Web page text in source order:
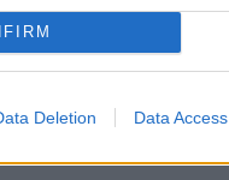
Deletion Data Access